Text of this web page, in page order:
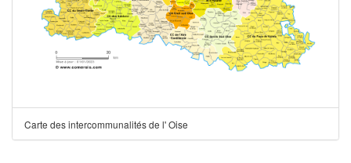
Carte des intercommunalités de l' Oise